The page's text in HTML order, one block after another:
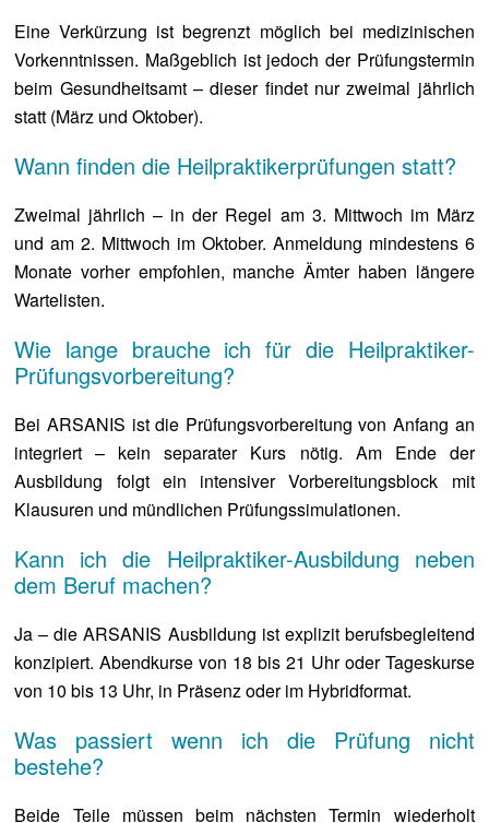
Eine Verkürzung ist begrenzt möglich bei medizinischen
Vorkenntnissen. Maßgeblich ist jedoch der Prüfungstermin
beim Gesundheitsamt – dieser findet nur zweimal jährlich
statt (März und Oktober).
Wann finden die Heilpraktikerprüfungen statt?
Zweimal jährlich – in der Regel am 3. Mittwoch im März
und am 2. Mittwoch im Oktober. Anmeldung mindestens 6
Monate vorher empfohlen, manche Ämter haben längere
Wartelisten.
Wie lange brauche ich für die Heilpraktiker-
Prüfungsvorbereitung?
Bei ARSANIS ist die Prüfungsvorbereitung von Anfang an
integriert – kein separater Kurs nötig. Am Ende der
Ausbildung folgt ein intensiver Vorbereitungsblock mit
Klausuren und mündlichen Prüfungssimulationen.
Kann ich die Heilpraktiker-Ausbildung neben
dem Beruf machen?
Ja – die ARSANIS Ausbildung ist explizit berufsbegleitend
konzipiert. Abendkurse von 18 bis 21 Uhr oder Tageskurse
von 10 bis 13 Uhr, in Präsenz oder im Hybridformat.
Was passiert wenn ich die Prüfung nicht
bestehe?
Beide Teile müssen beim nächsten Termin wiederholt